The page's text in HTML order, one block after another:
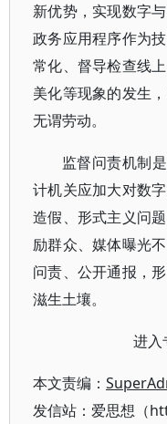
新优势，实现数字
政务应用程序作为
常化、督导检查线
美化等现象的发生
无谓劳动。
监督问责机制
计机关应加大对数
造假、形式主义问
励群众、媒体曝光
问责、公开通报，
滋生土壤。
进入
本文责编：
发信站：爱思想（